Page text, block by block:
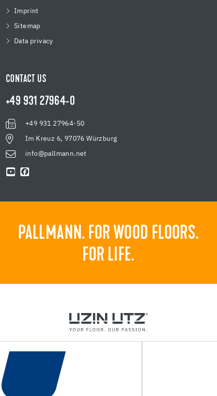
Imprint
Sitemap
Data privacy
CONTACT US
+49 931 27964-0
+49 931 27964-50
Im Kreuz 6, 97076 Würzburg
info@pallmann.net
PALLMANN. FOR WOOD FLOORS.
FOR LIFE.